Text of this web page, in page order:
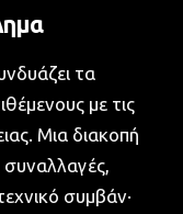
τα
με τις
Μια διακοπή
συμβάν·